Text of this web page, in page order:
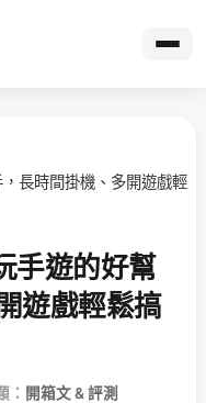
長時間掛機、多開遊戲輕
手遊的好幫
遊戲輕鬆搞
： 開箱文 & 評測